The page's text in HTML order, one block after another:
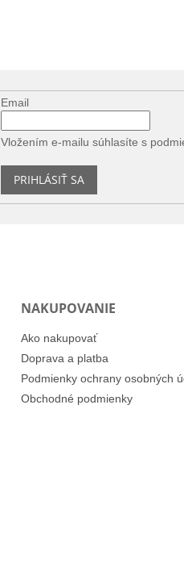
Email
Vložením e-mailu súhlasíte s
PRIHLÁSIŤ SA
NAKUPOVANIE
Ako nakupovať
Doprava a platba
Podmienky ochrany osobných
Obchodné podmienky